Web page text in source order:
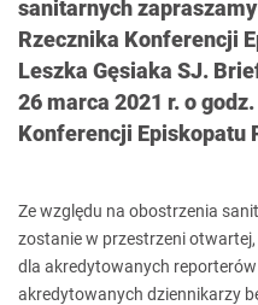
sanitarnych
Rzecznika Konferencji
Leszka Gęsiaka SJ.
26 marca 2021 r. o
Konferencji Episkopatu
Ze względu na obostrzenia
zostanie w przestrzeni
dla akredytowanych
akredytowanych dziennikarzy